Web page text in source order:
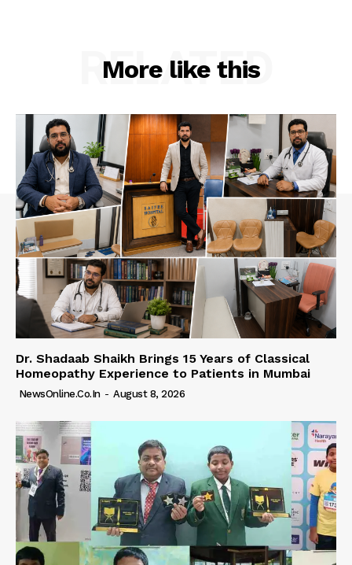
More like this
RELATED
Dr. Shadaab Shaikh Brings 15 Years of Classical
Homeopathy Experience to Patients in Mumbai
NewsOnline.co.in - August 8, 2026